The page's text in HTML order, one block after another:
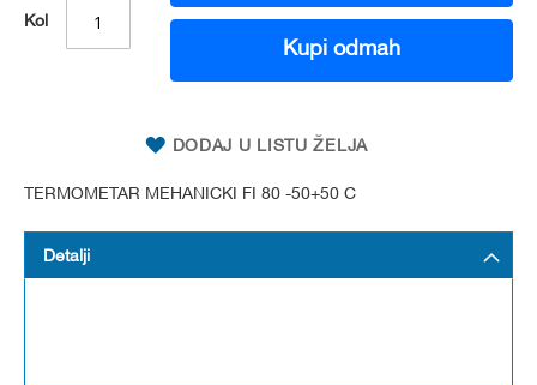
Kol
Kupi odmah
DODAJ U LISTU ŽELJA
TERMOMETAR MEHANICKI FI 80 -50+50 C
Detalji